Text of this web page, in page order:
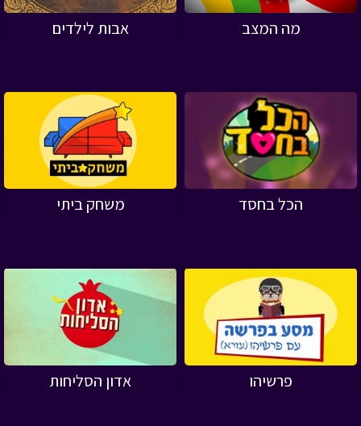
מה המצב אבות לילדים
הכל בחסד משחק ביתי
פרשיהו אדון הסליחות